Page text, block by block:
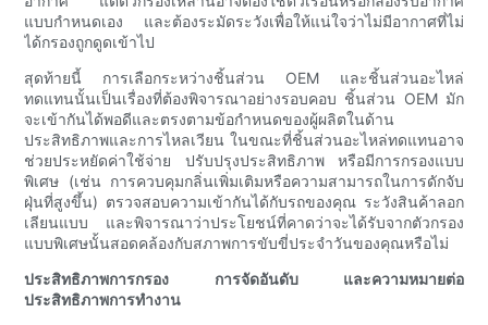
แบบกำหนดเอง และต้องระมัดระวังเพื่อให้แน่ใจว่าไม่มีอากาศที่ไม่
ได้กรองถูกดูดเข้าไป
สุดท้ายนี้ การเลือกระหว่างชิ้นส่วน OEM และชิ้นส่วนอะไหล่
ทดแทนนั้นเป็นเรื่องที่ต้องพิจารณาอย่างรอบคอบ ชิ้นส่วน OEM มัก
จะเข้ากันได้พอดีและตรงตามข้อกำหนดของผู้ผลิตในด้าน
ประสิทธิภาพและการไหลเวียน ในขณะที่ชิ้นส่วนอะไหล่ทดแทนอาจ
ช่วยประหยัดค่าใช้จ่าย ปรับปรุงประสิทธิภาพ หรือมีการกรองแบบ
พิเศษ (เช่น การควบคุมกลิ่นเพิ่มเติมหรือความสามารถในการดักจับ
ฝุ่นที่สูงขึ้น) ตรวจสอบความเข้ากันได้กับรถของคุณ ระวังสินค้าลอก
เลียนแบบ และพิจารณาว่าประโยชน์ที่คาดว่าจะได้รับจากตัวกรอง
แบบพิเศษนั้นสอดคล้องกับสภาพการขับขี่ประจำวันของคุณหรือไม่
ประสิทธิภาพการกรอง การจัดอันดับ และความหมายต่อ
ประสิทธิภาพการทำงาน